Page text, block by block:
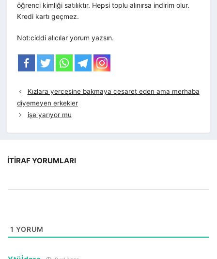
öğrenci kimliği satılıktır. Hepsi toplu alınırsa indirim olur.
Kredi kartı geçmez.
Not:ciddi alıcılar yorum yazsın.
Kızlara yercesine bakmaya cesaret eden ama merhaba
diyemeyen erkekler
işe yarıyor mu
İTIRAF YORUMLARI
1 YORUM